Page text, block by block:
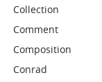
Collection
Comment
Composition
Conrad